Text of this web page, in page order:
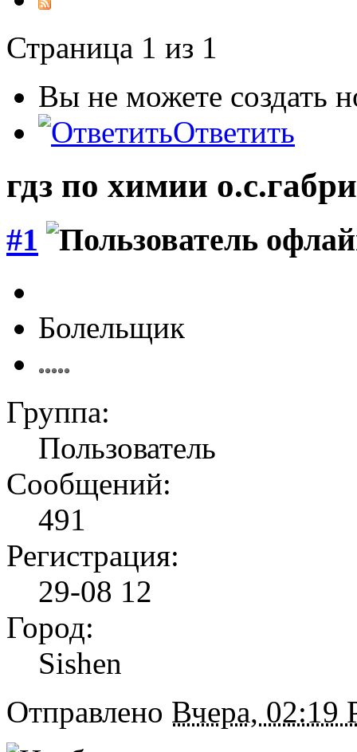
Страница 1 из 1
Вы не можете создать
Ответить
гдз по химии
#1
Болельщик
Группа:
Пользователь
Сообщений:
491
Регистрация:
29-08 12
Город:
Sishen
Отправлено Вчера, 02:19